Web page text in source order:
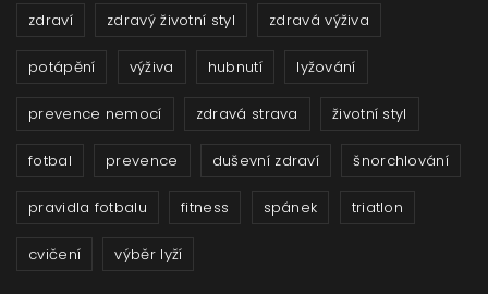
zdraví zdravý životní styl zdravá výživa
potápění výživa hubnutí lyžování
prevence nemocí zdravá strava životní styl
fotbal prevence duševní zdraví šnorchlování
pravidla fotbalu fitness spánek triatlon
cvičení výběr lyží